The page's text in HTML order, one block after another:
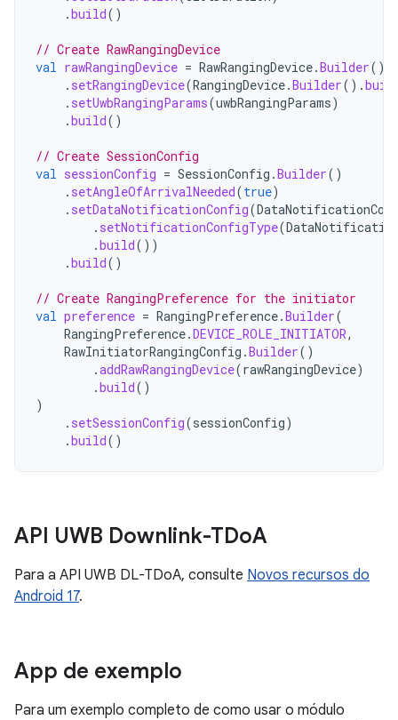
.build()
// Create RawRangingDevice
val rawRangingDevice = RawRangingDevice.Builder()
. setRangingDevice(RangingDevice.Builder().
. setUwbRangingParams(uwbRangingParams)
.build()
// Create SessionConfig
val sessionConfig = SessionConfig .Builder()
. setAngleOfArrivalNeeded(true)
. setDataNotificationConfig(
. setNotificationConfigType(
.build())
.build()
// Create RangingPreference for the initiator
val preference = RangingPreference.Builder(
RangingPreference.DEVICE_ROLE_INITIATOR,
RawInitiatorRangingConfig .Builder()
.addRawRangingDevice(rawRangingDevice)
.build()
)
. setSessionConfig(sessionConfig)
.build()
API UWB Downlink-TDoA
Para a API UWB DL-TDoA, consulte Novos recursos do
Android 17.
App de exemplo
Para um exemplo completo de como usar o módulo